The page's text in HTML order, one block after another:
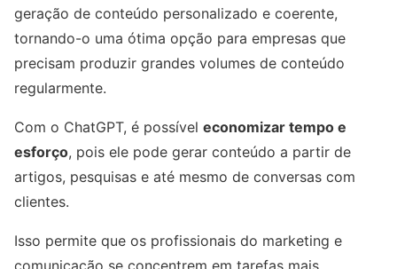
geração de conteúdo personalizado e coerente,
tornando-o uma ótima opção para empresas que
precisam produzir grandes volumes de conteúdo
regularmente.
Com o ChatGPT, é possível economizar tempo e
esforço, pois ele pode gerar conteúdo a partir de
artigos, pesquisas e até mesmo de conversas com
clientes.
Isso permite que os profissionais do marketing e